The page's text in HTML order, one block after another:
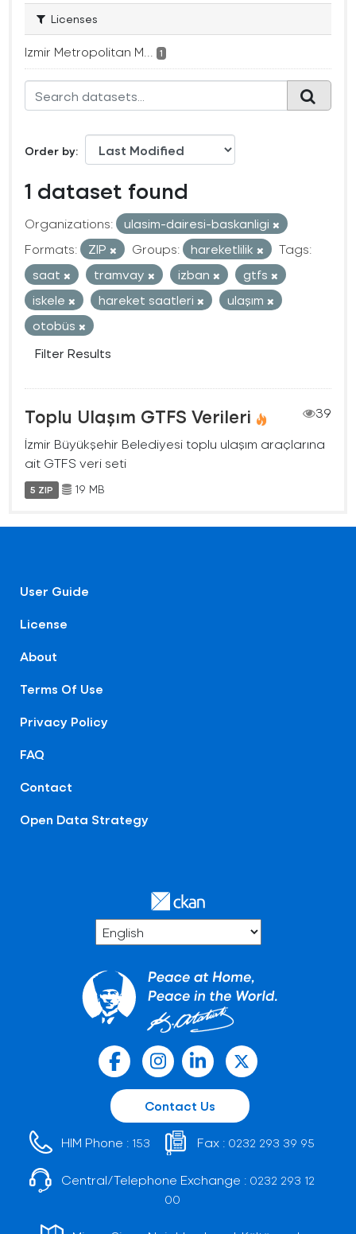
Licenses
Izmir Metropolitan M... 1
Order by
1 dataset found
Organizations:
ulasim-dairesi-baskanligi
Formats:
ZIP Groups: hareketlilik
Tags:
saat
tramvay izban
gtfs
iskele
hareket saatleri
ulaşım
otobüs
Filter Results
Toplu Ulaşım GTFS Verileri
39
İzmir Büyükşehir Belediyesi toplu ulaşım araçlarına
ait GTFS veri seti
5 ZIP 19 MB
User Guide
License
About
Terms Of Use
Privacy Policy
FAQ
Contact
Open Data Strategy
Contact Us
HIM Phone : 153 Fax : 0232 293 39 95
Central/Telephone Exchange : 0232 293 12
00